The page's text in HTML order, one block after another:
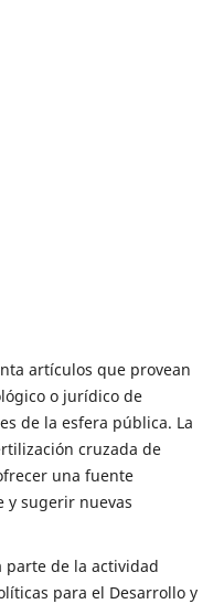
artículos que provean
o jurídico de
de la esfera pública. La
cruzada de
una fuente
y sugerir nuevas
parte de la actividad
para el Desarrollo y